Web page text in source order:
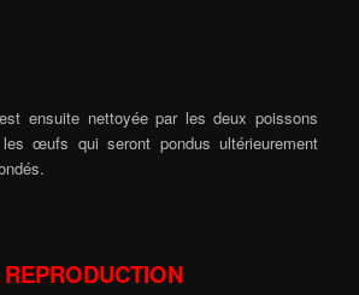
ensuite nettoyée par les deux poissons
œufs qui seront pondus ultérieurement